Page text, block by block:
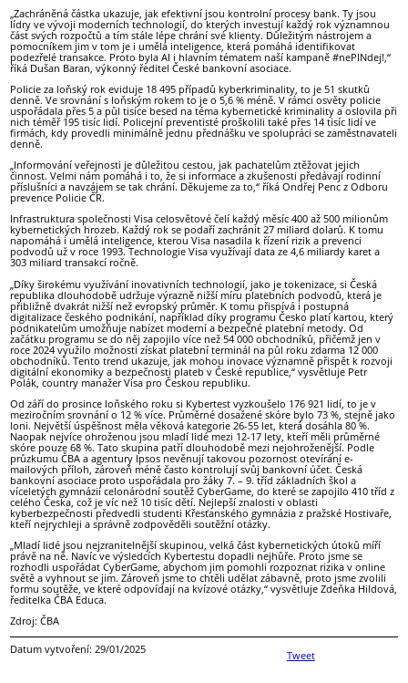
„Zachráněná částka ukazuje, jak efektivní jsou kontrolní procesy bank. Ty jsou
lídry ve vývoji moderních technologií, do kterých investují každý rok významnou
část svých rozpočtů a tím stále lépe chrání své klienty. Důležitým nástrojem a
pomocníkem jim v tom je i umělá inteligence, která pomáhá identifikovat
podezřelé transakce. Proto byla AI i hlavním tématem naší kampaně #nePINdej!,“
říká Dušan Baran, výkonný ředitel České bankovní asociace.
Policie za loňský rok eviduje 18 495 případů kyberkriminality, to je 51 skutků
denně. Ve srovnání s loňským rokem to je o 5,6 % méně. V rámci osvěty policie
uspořádala přes 5 a půl tisíce besed na téma kybernetické kriminality a oslovila při
nich téměř 195 tisíc lidí. Policejní preventisté proškolili také přes 14 tisíc lidí ve
firmách, kdy provedli minimálně jednu přednášku ve spolupráci se zaměstnavateli
denně.
„Informování veřejnosti je důležitou cestou, jak pachatelům ztěžovat jejich
činnost. Velmi nám pomáhá i to, že si informace a zkušenosti předávají rodinní
příslušníci a navzájem se tak chrání. Děkujeme za to,“ říká Ondřej Penc z Odboru
prevence Policie ČR.
Infrastruktura společnosti Visa celosvětové čelí každý měsíc 400 až 500 milionům
kybernetických hrozeb. Každý rok se podaří zachránit 27 miliard dolarů. K tomu
napomáhá i umělá inteligence, kterou Visa nasadila k řízení rizik a prevenci
podvodů už v roce 1993. Technologie Visa využívají data ze 4,6 miliardy karet a
303 miliard transakcí ročně.
„Díky širokému využívání inovativních technologií, jako je tokenizace, si Česká
republika dlouhodobě udržuje výrazně nižší míru platebních podvodů, která je
přibližně dvakrát nižší než evropský průměr. K tomu přispívá i postupná
digitalizace českého podnikání, například díky programu Česko platí kartou, který
podnikatelům umožňuje nabízet moderní a bezpečné platební metody. Od
začátku programu se do něj zapojilo více než 54 000 obchodníků, přičemž jen v
roce 2024 využilo možnosti získat platební terminál na půl roku zdarma 12 000
obchodníků. Tento trend ukazuje, jak mohou inovace významně přispět k rozvoji
digitální ekonomiky a bezpečnosti plateb v České republice,“ vysvětluje Petr
Polák, country manažer Visa pro Českou republiku.
Od září do prosince loňského roku si Kybertest vyzkoušelo 176 921 lidí, to je v
meziročním srovnání o 12 % více. Průměrné dosažené skóre bylo 73 %, stejně jako
loni. Největší úspěšnost měla věková kategorie 26-55 let, která dosáhla 80 %.
Naopak nejvíce ohroženou jsou mladí lidé mezi 12-17 lety, kteří měli průměrné
skóre pouze 68 %. Tato skupina patří dlouhodobě mezi nejohroženější. Podle
průzkumu ČBA a agentury Ipsos nevěnují takovou pozornost otevírání e-
mailových příloh, zároveň méně často kontrolují svůj bankovní účet. Česká
bankovní asociace proto uspořádala pro žáky 7. – 9. tříd základních škol a
víceletých gymnázií celonárodní soutěž CyberGame, do které se zapojilo 410 tříd z
celého Česka, což je víc než 10 tisíc dětí. Nejlepší znalosti v oblasti
kyberbezpečnosti předvedli studenti Křesťanského gymnázia z pražské Hostivaře,
kteří nejrychleji a správně zodpověděli soutěžní otázky.
„Mladí lidé jsou nejzranitelnější skupinou, velká část kybernetických útoků míří
právě na ně. Navíc ve výsledcích Kybertestu dopadli nejhůře. Proto jsme se
rozhodli uspořádat CyberGame, abychom jim pomohli rozpoznat rizika v online
světě a vyhnout se jim. Zároveň jsme to chtěli udělat zábavně, proto jsme zvolili
formu soutěže, ve které odpovídají na kvízové otázky,“ vysvětluje Zdeňka Hildová,
ředitelka ČBA Educa.
Zdroj: ČBA
Tweet
Datum vytvoření: 29/01/2025